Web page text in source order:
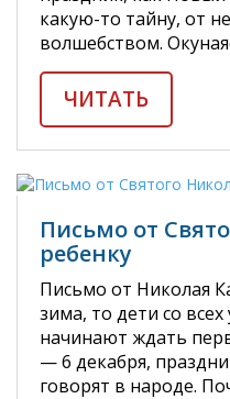
какую-то тайну, от
волшебством.
ЧИТАТЬ
Письмо от
ребенку
Письмо от Николая
зима, то дети со
начинают ждать
— 6 декабря,
говорят в народе.